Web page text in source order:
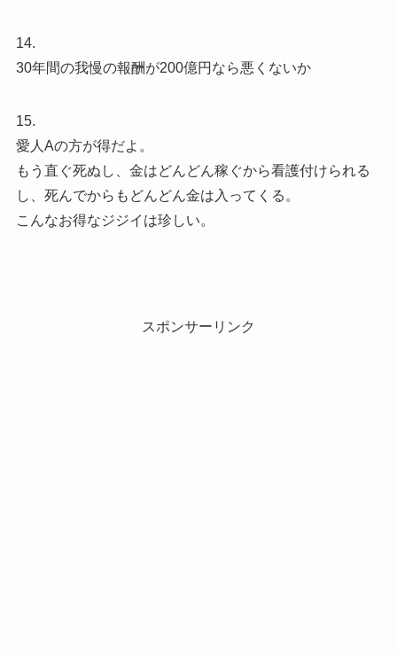
14.
30年間の我慢の報酬が200億円なら悪くないか
15.
愛人Aの方が得だよ。
もう直ぐ死ぬし、金はどんどん稼ぐから看護付けられる
し、死んでからもどんどん金は入ってくる。
こんなお得なジジイは珍しい。
スポンサーリンク